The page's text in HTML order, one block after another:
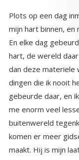
Plots op een dag
mijn hart binnen,
En elke dag
hart, de wereld
dan deze
dingen die ik
gebeurde daar, en
me enorm veel
buitenwereld
komen er meer
maakt. Hij is mijn
voortdurend